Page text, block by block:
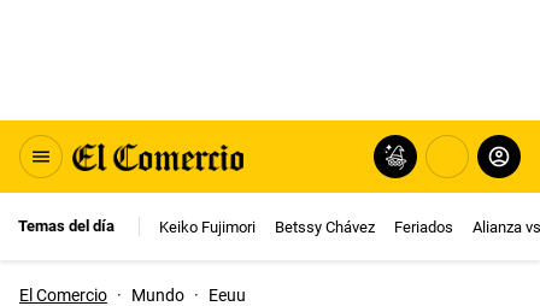
Temas del día Keiko Fujimori Betssy Chávez Feriados Alianza
El Comercio · Mundo · Eeuu